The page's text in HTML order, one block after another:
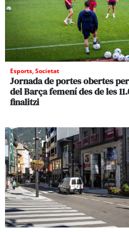
Esports,Societat
Jornada de portes obertes
del Barça femení des de les
finalitzi